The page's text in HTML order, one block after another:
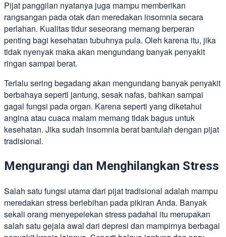
Pijat panggilan nyatanya juga mampu memberikan
rangsangan pada otak dan meredakan insomnia secara
perlahan. Kualitas tidur seseorang memang berperan
penting bagi kesehatan tubuhnya pula. Oleh karena itu, jika
tidak nyenyak maka akan mengundang banyak penyakit
ringan sampai berat.
Terlalu sering begadang akan mengundang banyak penyakit
berbahaya seperti jantung, sesak nafas, bahkan sampai
gagal fungsi pada organ. Karena seperti yang diketahui
angina atau cuaca malam memang tidak bagus untuk
kesehatan. Jika sudah insomnia berat bantulah dengan pijat
tradisional.
Mengurangi dan Menghilangkan Stress
Salah satu fungsi utama dari pijat tradisional adalah mampu
meredakan stress berlebihan pada pikiran Anda. Banyak
sekali orang menyepelekan stress padahal itu merupakan
salah satu gejala awal dari depresi dan mampirnya berbagai